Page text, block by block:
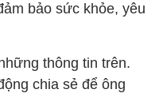
bảo sức khỏe, yêu
thông tin trên.
chia sẻ để ông